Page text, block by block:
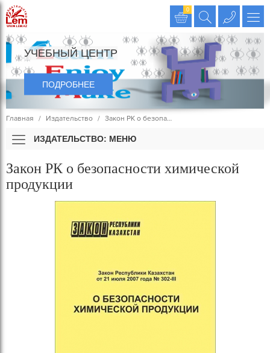
0
УЧЕБНЫЙ ЦЕНТР
ПОДРОБНЕЕ
Главная Издательство Закон РК о безопа…
ИЗДАТЕЛЬСТВО: МЕНЮ
Закон РК о безопасности химической
продукции